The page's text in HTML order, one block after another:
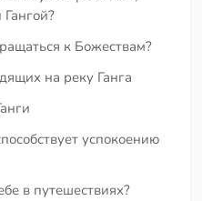
к Божествам?
на реку Ганга
успокоению
в путешествиях?